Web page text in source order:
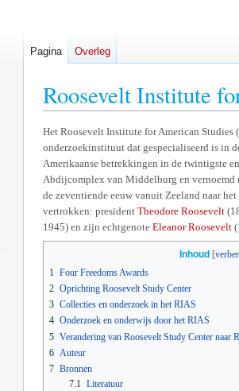
Roosevelt Institute
Naar
navigatie
springen
Naar
zoeken
springen
Het Roosevelt Institute for American Studies
onderzoekinstituut dat gespecialiseerd is in
Amerikaanse betrekkingen in de twintigste
Abdijcomplex van Middelburg en vernoemd
de zeventiende eeuw vanuit Zeeland naar
vertrokken: president Theodore Roosevelt
1945) en zijn echtgenote Eleanor Roosevelt
Inhoud
1
Four Freedoms Awards
2 Oprichting Roosevelt Study Center
3 Collecties en onderzoek in het RIAS
4 Onderzoek en onderwijs door het RIAS
5 Verandering van Roosevelt Study Center naar
6 Auteur
7 Bronnen
7.1 Literatuur
Pagina Overleg